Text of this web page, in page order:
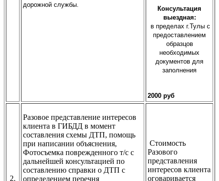
дорожной службы.
Консультация
выездная:
в пределах г.Тулы с
предоставлением
образцов
необходимых
документов для
заполнения
2000 руб
2.
Разовое представление интересов
клиента в ГИБДД в момент
составления схемы ДТП, помощь
при написании объяснения,
Фотосъемка поврежденного т/с с
дальнейшей консультацией по
составлению справки о ДТП с
определением перечня
Стоимость
Разового
представления
интересов клиента
оговаривается